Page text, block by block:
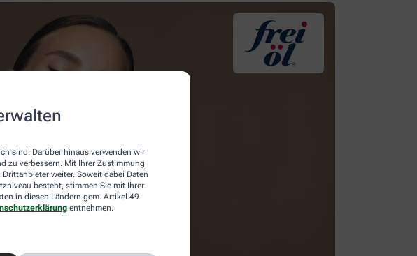
sind. Darüber hinaus verwenden wir
zu verbessern. Mit Ihrer Zustimmung
weiter. Soweit dabei Daten
besteht, stimmen Sie mit Ihrer
in diesen Ländern gem. Artikel 49
entnehmen.